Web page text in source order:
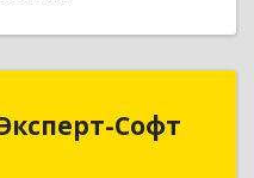
Софт
Эксперт-Софт
Тобольск г, 7-й мкр,